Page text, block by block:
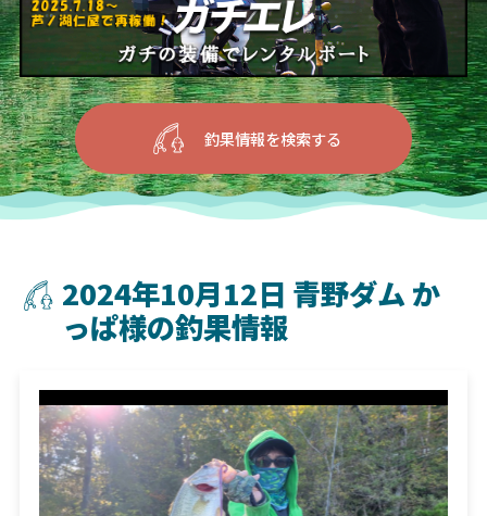
釣果情報を検索する
2024年10月12日 青野ダム か
っぱ様の釣果情報